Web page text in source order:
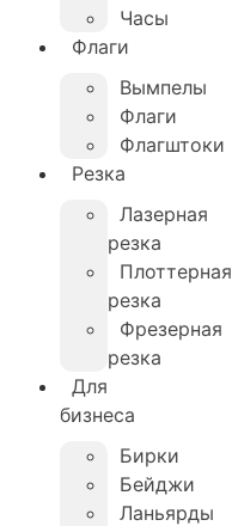
Часы
Флаги
Вымпелы
Флаги
Флагштоки
Резка
Лазерная
резка
Плоттерная
резка
Фрезерная
резка
Для
бизнеса
Бирки
Бейджи
Ланьярды